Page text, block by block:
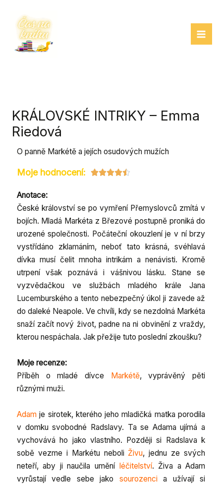
obsah
KRÁLOVSKÉ INTRIKY – Emma
Riedová
O panně Markétě a jejích osudových mužích
Moje hodnocení: R
e
d
4
.
5
o
u
t
o
f
5
Anotace:
České království se po vymření Přemyslovců zmítá v
bojích. Mladá Markéta z Březové postupně proniká do
urozené společnosti. Počáteční okouzlení je v ní brzy
vystřídáno zklamáním, neboť tato krásná, svéhlavá
dívka musí čelit mnoha intrikám a nenávisti. Kromě
utrpení však poznává i vášnivou lásku. Stane se
vyzvědačkou ve službách mladého krále Jana
Lucemburského a tento nebezpečný úkol ji zavede až
do daleké Neapole. Ve chvíli, kdy se nezdolná Markéta
snaží začít nový život, padne na ni obvinění z vraždy,
kterou nespáchala. Jak přežije tuto poslední zkoušku?
Moje recenze:
Příběh o mladé dívce Markétě, vyprávěný pěti
různými muži.
Adamje sirotek, kterého jeho mladičká matka porodila
v domku svobodné Radslavy. Ta se Adama ujímá a
vychovává ho jako vlastního. Později si Radslava k
sobě vezme i Markétu neboli Živu, jednu ze svých
neteří, aby ji naučila umění léčitelství. Živa a Adam
vyrůstají vedle sebe jako sourozencia užívají si